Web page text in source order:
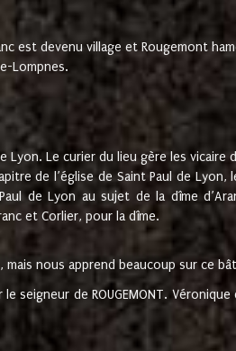
est devenu village et Rougemont
Lompnes.
Lyon. Le curier du lieu gère les vicaire
de l’église de Saint Paul de Lyon,
de Lyon au sujet de la dîme
et Corlier, pour la dîme.
nous apprend beaucoup sur ce
de ROUGEMONT. Véronique